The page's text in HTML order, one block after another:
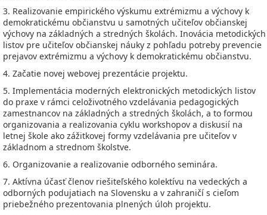
3. Realizovanie empirického výskumu extrémizmu a výchovy k
demokratickému občianstvu u samotných učiteľov občianskej
výchovy na základných a stredných školách. Inovácia metodických
listov pre učiteľov občianskej náuky z pohľadu potreby prevencie
prejavov extrémizmu a výchovy k demokratickému občianstvu.
4. Začatie novej webovej prezentácie projektu.
5. Implementácia moderných elektronických metodických listov
do praxe v rámci celoživotného vzdelávania pedagogických
zamestnancov na základných a stredných školách, a to formou
organizovania a realizovania cyklu workshopov a diskusií na
letnej škole ako zážitkovej formy vzdelávania pre učiteľov v
základnom a strednom školstve.
6. Organizovanie a realizovanie odborného seminára.
7. Aktívna účasť členov riešiteľského kolektívu na vedeckých a
odborných podujatiach na Slovensku a v zahraničí s cieľom
priebežného prezentovania plnených úloh projektu.